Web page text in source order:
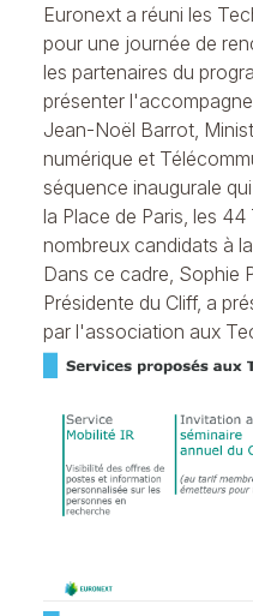
Euronext a réuni les
pour une journée de
les partenaires du
présenter
Jean-Noël Barrot,
numérique et
séquence inaugurale
la Place de Paris, les
nombreux candidats à
Dans ce cadre, Sophie
Présidente du Cliff, a
par l'association aux